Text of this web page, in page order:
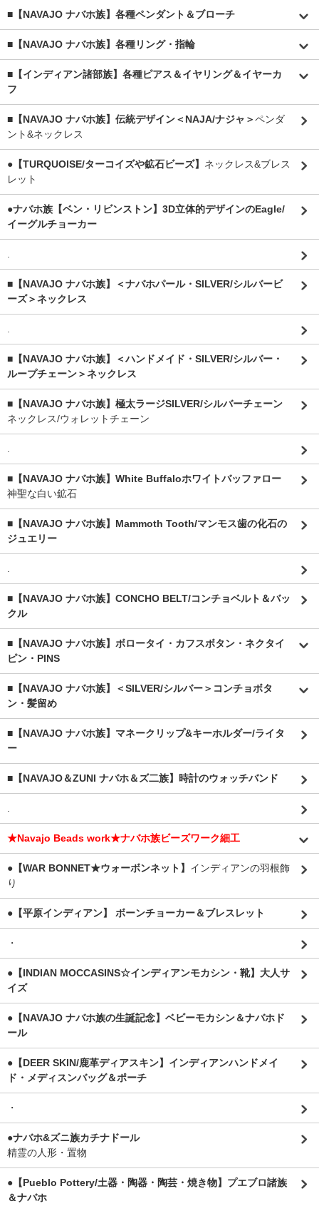
■【NAVAJO ナバホ族】各種ペンダント＆ブローチ
■【NAVAJO ナバホ族】各種リング・指輪
■【インディアン諸部族】各種ピアス＆イヤリング＆イヤーカ
フ
■【NAVAJO ナバホ族】伝統デザイン＜NAJA/ナジャ＞ペンダ
ント&ネックレス
●【TURQUOISE/ターコイズや鉱石ビーズ】 ネックレス&ブレス
レット
●ナバホ族【ベン・リビンストン】3D立体的デザインのEagle/
イーグルチョーカー
■【NAVAJO ナバホ族】＜ナバホパール・SILVER/シルバービ
ーズ＞ネックレス
■【NAVAJO ナバホ族】＜ハンドメイド・SILVER/シルバー・
ループチェーン＞ネックレス
■【NAVAJO ナバホ族】極太ラージSILVER/シルバーチェーン
ネックレス/ウォレットチェーン
■【NAVAJO ナバホ族】White Buffaloホワイトバッファロー
神聖な白い鉱石
■【NAVAJO ナバホ族】Mammoth Tooth/マンモス歯の化石の
ジュエリー
■【NAVAJO ナバホ族】CONCHO BELT/コンチョベルト＆バッ
クル
■【NAVAJO ナバホ族】ボロータイ・カフスボタン・ネクタイ
ピン・PINS
■【NAVAJO ナバホ族】＜SILVER/シルバー＞コンチョボタ
ン・髪留め
■【NAVAJO ナバホ族】マネークリップ&キーホルダー/ライタ
ー
■【NAVAJO＆ZUNI ナバホ＆ズ二族】時計のウォッチバンド
★Navajo Beads work★ナバホ族ビーズワーク細工
●【WAR BONNET★ウォーボンネット】 インディアンの羽根飾
り
●【平原インディアン】 ボーンチョーカー＆ブレスレット
・
●【INDIAN MOCCASINS☆インディアンモカシン・靴】大人サ
イズ
●【NAVAJO ナバホ族の生誕記念】ベビーモカシン＆ナバホド
ール
●【DEER SKIN/鹿革ディアスキン】インディアンハンドメイ
ド・メディスンバッグ＆ポーチ
・
●ナバホ&ズニ族カチナドール
精霊の人形・置物
●【Pueblo Pottery/土器・陶器・陶芸・焼き物】プエブロ諸族
＆ナバホ